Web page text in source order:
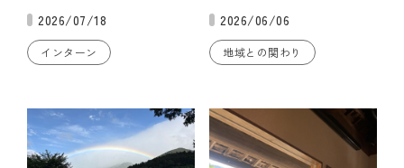
2026/07/18
インターン
2026/06/06
地域との関わり